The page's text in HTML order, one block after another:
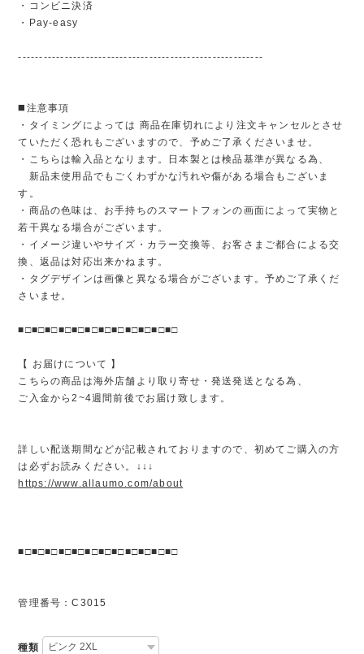
・コンビニ決済
・Pay-easy
----------------------------------------------------------
◼️注意事項
・タイミングによっては 商品在庫切れにより注文キャンセルとさせ
ていただく恐れもございますので、予めご了承くださいませ。
・こちらは輸入品となります。日本製とは検品基準が異なる為、
新品未使用品でもごくわずかな汚れや傷がある場合もございま
す。
・商品の色味は、お手持ちのスマートフォンの画面によって実物と
若干異なる場合がございます。
・イメージ違いやサイズ・カラー交換等、お客さまご都合による交
換、返品は対応出来かねます。
・タグデザインは画像と異なる場合がございます。予めご了承くだ
さいませ。
■□■□■□■□■□■□■□■□■□■□■□■□
【 お届けについて 】
こちらの商品は海外店舗より取り寄せ・発送発送となる為、
ご入金から2~4週間前後でお届け致します。
詳しい配送期間などが記載されておりますので、初めてご購入の方
は必ずお読みください。↓↓↓
https://www.allaumo.com/about
■□■□■□■□■□■□■□■□■□■□■□■□
管理番号：C3015
種類